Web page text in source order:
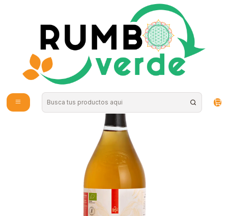
Envío gratis por compras sobre los 59.990 en la provincia de Santiago